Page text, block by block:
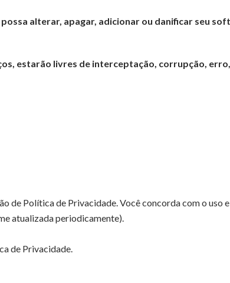
alterar, apagar, adicionar ou danificar seu
estarão livres de interceptação, corrupção,
de Política de Privacidade. Você concorda com o uso
atualizada periodicamente).
de Privacidade.